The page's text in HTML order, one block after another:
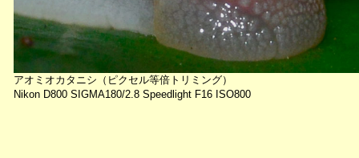
アオミオカタニシ（ピクセル等倍トリミング）
Nikon D800 SIGMA180/2.8 Speedlight F16 ISO800